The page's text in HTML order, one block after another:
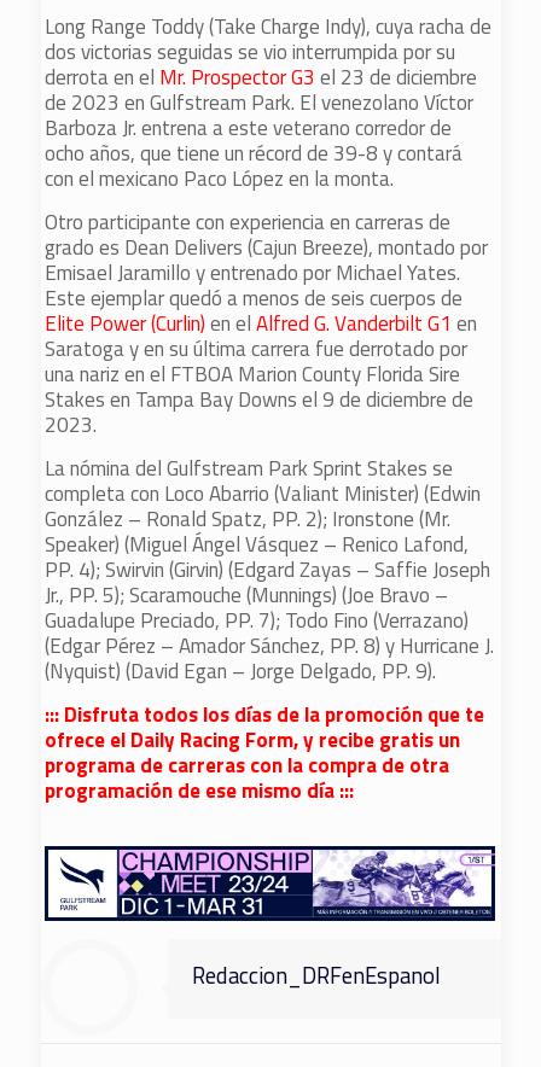
Long Range Toddy (Take Charge Indy), cuya racha de
dos victorias seguidas se vio interrumpida por su
derrota en el Mr. Prospector G3 el 23 de diciembre
de 2023 en Gulfstream Park. El venezolano Víctor
Barboza Jr. entrena a este veterano corredor de
ocho años, que tiene un récord de 39-8 y contará
con el mexicano Paco López en la monta.
Otro participante con experiencia en carreras de
grado es Dean Delivers (Cajun Breeze), montado por
Emisael Jaramillo y entrenado por Michael Yates.
Este ejemplar quedó a menos de seis cuerpos de
Elite Power (Curlin)en elAlfred G. Vanderbilt G1 en
Saratoga y en su última carrera fue derrotado por
una nariz en el FTBOA Marion County Florida Sire
Stakes en Tampa Bay Downs el 9 de diciembre de
2023.
La nómina del Gulfstream Park Sprint Stakes se
completa con Loco Abarrio (Valiant Minister) (Edwin
González – Ronald Spatz, PP. 2); Ironstone (Mr.
Speaker) (Miguel Ángel Vásquez – Renico Lafond,
PP. 4); Swirvin (Girvin) (Edgard Zayas – Saffie Joseph
Jr., PP. 5); Scaramouche (Munnings) (Joe Bravo –
Guadalupe Preciado, PP. 7); Todo Fino (Verrazano)
(Edgar Pérez – Amador Sánchez, PP. 8) y Hurricane J.
(Nyquist) (David Egan – Jorge Delgado, PP. 9).
::: Disfruta todos los días de la promoción que te
ofrece el Daily Racing Form, y recibe gratis un
programa de carreras con la compra de otra
programación de ese mismo día :::
Redaccion_DRFenEspanol